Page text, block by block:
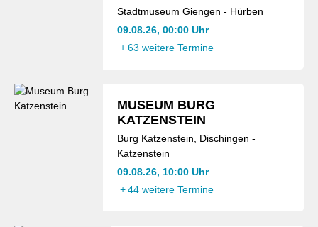
Stadtmuseum Giengen - Hürben
09.08.26, 00:00 Uhr
+ 63 weitere Termine
MUSEUM BURG
KATZENSTEIN
Burg Katzenstein, Dischingen -
Katzenstein
09.08.26, 10:00 Uhr
+ 44 weitere Termine